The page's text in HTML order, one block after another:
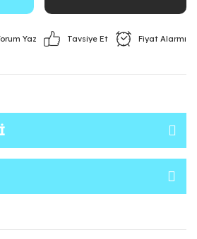
Yaz Tavsiye Et Fiyat Alarmı